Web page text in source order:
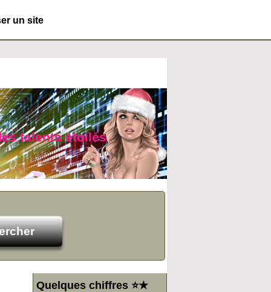
un site
talents étoilés
Quelques chiffres ⭐★